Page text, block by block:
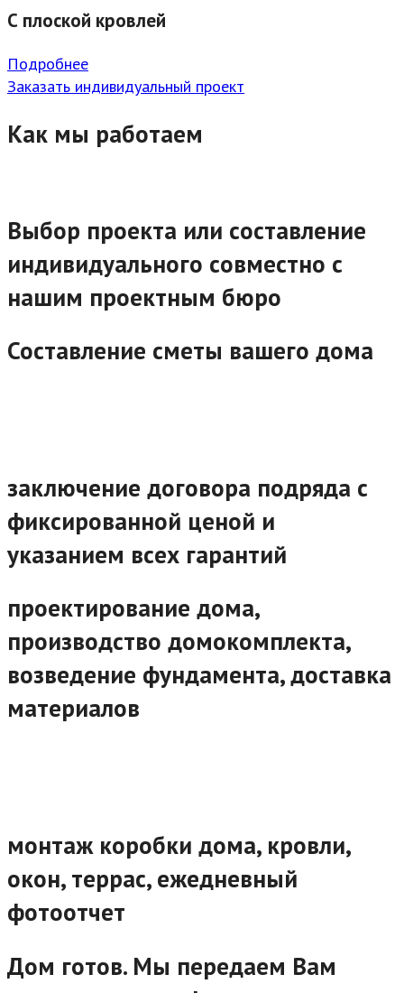
С плоской кровлей
Подробнее
Заказать индивидуальный проект
Как мы работаем
Выбор проекта или составление
индивидуального совместно с
нашим проектным бюро
Составление сметы вашего дома
заключение договора подряда с
фиксированной ценой и
указанием всех гарантий
проектирование дома,
производство домокомплекта,
возведение фундамента, доставка
материалов
монтаж коробки дома, кровли,
окон, террас, ежедневный
фотоотчет
Дом готов. Мы передаем Вам